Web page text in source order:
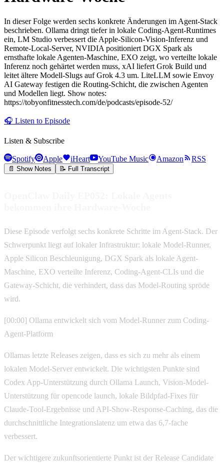
In dieser Folge werden sechs konkrete Änderungen im Agent-Stack
beschrieben. Ollama dringt tiefer in lokale Coding-Agent-Runtimes
ein, LM Studio verbessert die Apple-Silicon-Vision-Inferenz und
Remote-Local-Server, NVIDIA positioniert DGX Spark als
ernsthafte lokale Agenten-Maschine, EXO zeigt, wo verteilte lokale
Inferenz noch gehärtet werden muss, xAI liefert Grok Build und
leitet ältere Modell-Slugs auf Grok 4.3 um. LiteLLM sowie Envoy
AI Gateway festigen die Routing-Schicht, die zwischen Agenten
und Modellen liegt. Show notes:
https://tobyonfitnesstech.com/de/podcasts/episode-52/
🎧 Listen to Episode
Listen & Subscribe
Spotify Apple iHeart YouTube Music Amazon RSS
📄 Show Notes 📝 Full Transcript
Diese Episode verfolgt sechs konkrete Schritte im Agent-Stack. Der
Schwerpunkt liegt auf lokaler Infrastruktur: lokale Model-Runner,
Apple Silicon Beschleunigung, DGX Spark als lokale Agent-
Maschine, EXO verteilte Inferenz, Coding-Agent-CLIs und die
Gateway-Schicht, die verhindert, dass das Model-Routing spröde
wird.
[00:00] Ollama entwickelt sich vom Model-Runner zum Coding-
Agent-Platform
Ollamas letzte Releases zeigen, dass es sich zu mehr als einem
lokalen Model-Server entwickelt. Die wichtigsten Punkte sind
Codex App-Unterstützung durch Ollama Launch, Vision-Model-
Unterstützung für opencode launch, lokale Bildpfad-Fixes für
Claude-Tool-Ergebnisse und API-Show-Response-Caching, das die
durchschnittliche Integrationslatenz um etwa das 6,7-fache
verbessert.
Der wichtigere zukunftsorientierte Punkt ist der Release Candidate